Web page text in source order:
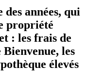
années, qui
propriété
: les frais de
Bienvenue, les
élevés